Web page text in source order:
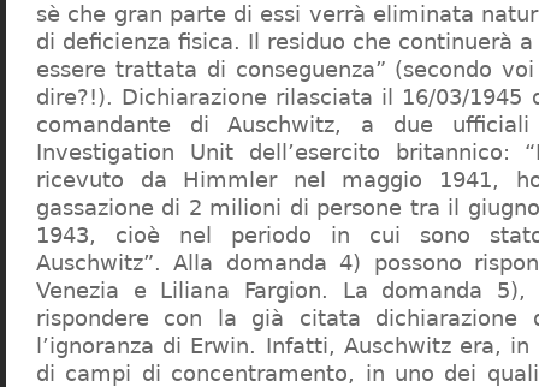
sè che gran parte di essi verrà eliminata
di deficienza fisica. Il residuo che continuerà
essere trattata di conseguenza” (secondo
dire?!). Dichiarazione rilasciata il 16/03/1945
comandante di Auschwitz, a due
Investigation Unit dell’esercito britannico:
ricevuto da Himmler nel maggio 1941,
gassazione di 2 milioni di persone tra il
1943, cioè nel periodo in cui sono
Auschwitz”. Alla domanda 4) possono
Venezia e Liliana Fargion. La domanda
rispondere con la già citata dichiarazione
l’ignoranza di Erwin. Infatti, Auschwitz era,
di campi di concentramento, in uno dei